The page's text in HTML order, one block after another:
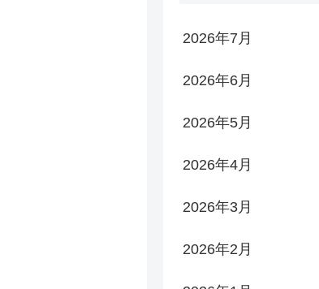
2026年7月
2026年6月
2026年5月
2026年4月
2026年3月
2026年2月